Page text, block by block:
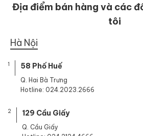
1. Sự tinh tế đến từ kiểu dáng
Địa điểm bán hàng và các
tôi
Hà Nội
1 58 Phố Huế
Q. Hai Bà Trưng
Hotline: 024.2023.2666
2 129 Cầu Giấy
Q. Cầu Giấy